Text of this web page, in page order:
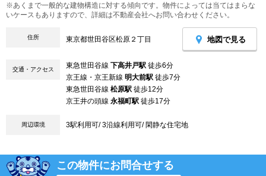
※あくまで一般的な建物構造に対する傾向です。物件によっては当てはまらな
いケースもありますので、詳細は不動産会社へお問い合わせください。
住所 東京都世田谷区松原２丁目 地図で見る
交通・アクセス 東急世田谷線 下高井戸駅 徒歩6分
京王線・京王新線 明大前駅 徒歩7分
東急世田谷線 松原駅 徒歩12分
京王井の頭線 永福町駅 徒歩17分
周辺環境 3駅利用可/ 3沿線利用可/ 閑静な住宅地
この物件にお問合せする